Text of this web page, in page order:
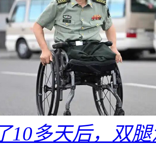
10多天后，双